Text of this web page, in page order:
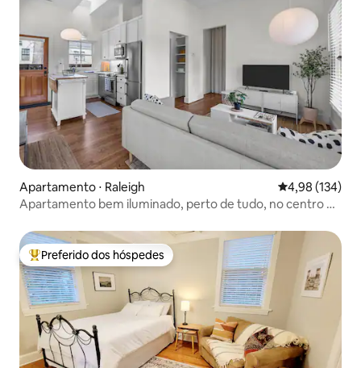
Apartamento ⋅ Raleigh 4,98 de uma
4,98 (134)
Apartamento bem iluminado, perto de tudo, no centro de
Entre os melhores preferidos dos hóspedes
Preferido dos hóspedes